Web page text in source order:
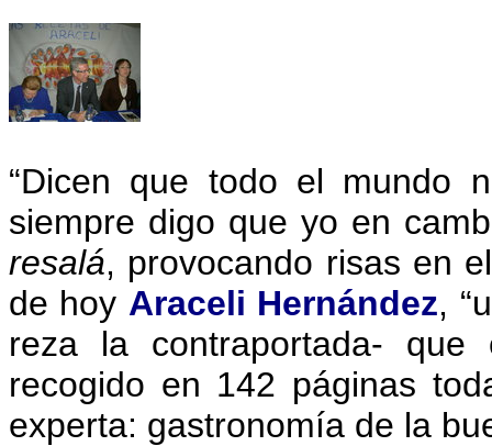
“Dicen que todo el mundo
siempre digo que yo en
resalá, provocando risas en
de hoy Araceli Hernández,
reza la contraportada-
recogido en 142 páginas
experta: gastronomía de la